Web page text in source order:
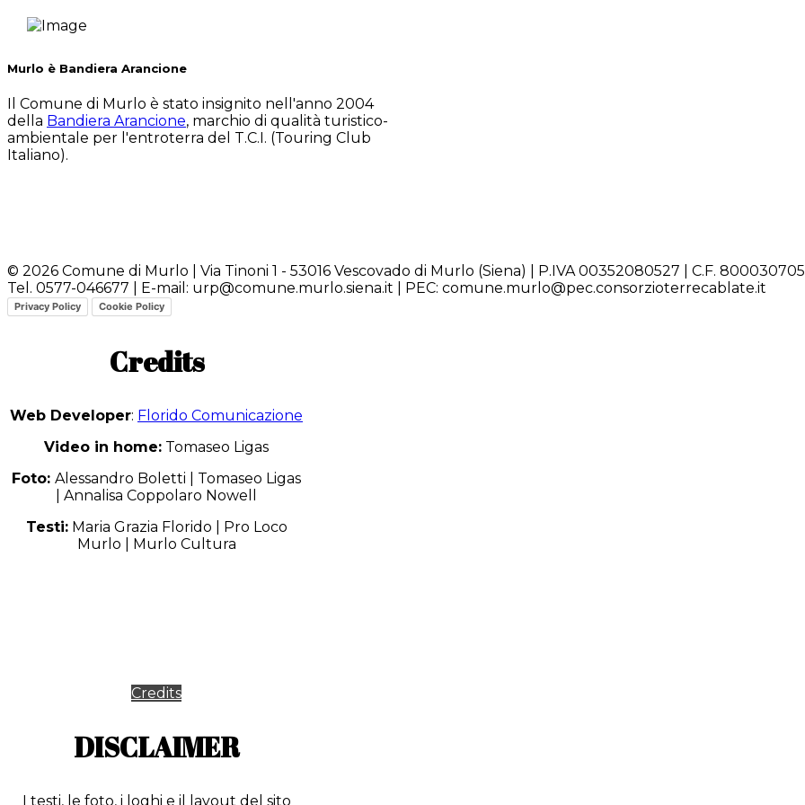
Murlo è Bandiera Arancione
Il Comune di Murlo è stato insignito nell'anno 2004
della Bandiera Arancione, marchio di qualità turistico-
ambientale per l'entroterra del T.C.I. (Touring Club
Italiano).
© 2026 Comune di Murlo | Via Tinoni 1 - 53016 Vescovado di Murlo (Siena) | P.IVA 00352080527 | C.F.
Tel. 0577-046677 | E-mail: urp@comune.murlo.siena.it | PEC: comune.murlo@pec.consorzioterrecablate.it
Privacy Policy Cookie Policy
Credits
Web Developer: Florido Comunicazione
Video in home: Tomaseo Ligas
Foto: Alessandro Boletti | Tomaseo Ligas
| Annalisa Coppolaro Nowell
Testi:Maria Grazia Florido | Pro Loco
Murlo | Murlo Cultura
Credits
DISCLAIMER
I testi, le foto, i loghi e il layout del sito